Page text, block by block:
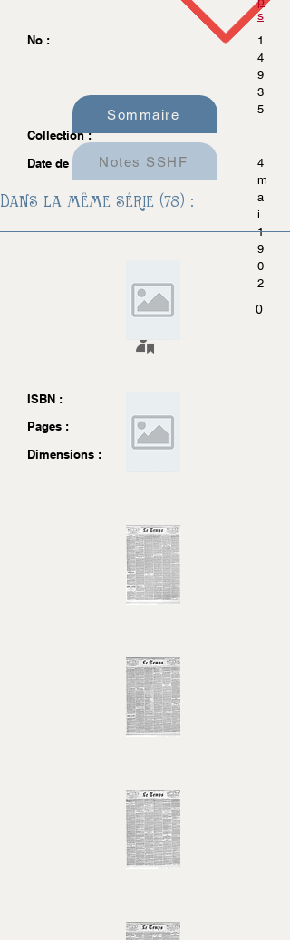
s
No :
1
4
9
3
5
Collection :
Date de parution :
4
m
a
i
1
9
0
2
0
ISBN :
Pages :
Dimensions :
Sommaire
Notes SSHF
Dans la même série (78) :